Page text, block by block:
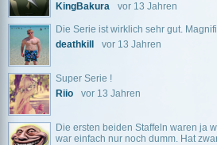
KingBakura
vor 13 Jahren
Die Serie ist wirklich sehr gut.
deathkill
vor 13 Jahren
Super Serie !
Riio
vor 13 Jahren
Die ersten beiden Staffeln waren ja
war einfach nur noch dumm. Hat